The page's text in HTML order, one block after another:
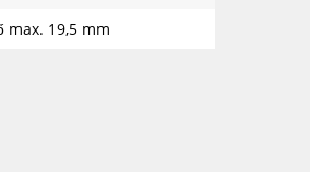
max. 19,5 mm